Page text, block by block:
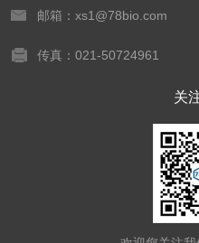
邮箱：xs1@78bio.com
传真：021-50724961
关